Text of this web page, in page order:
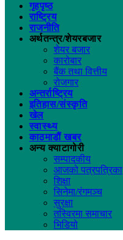
गृहपृष्ठ
राष्ट्रिय
राजनीति
अर्थतन्त्र/शेयरबजार
शेयर बजार
कारोबार
बैंक तथा वित्तीय
रोजगार
अन्तर्राष्ट्रिय
इतिहास/संस्कृति
खेल
स्वास्थ्य
काठमाडौं खबर
अन्य क्याटागोरी
सम्पादकीय
आजको पत्रपत्रिका
शिक्षा
सिनेमा/रंगमञ्च
सुरक्षा
तस्विरमा समाचार
भिडियो